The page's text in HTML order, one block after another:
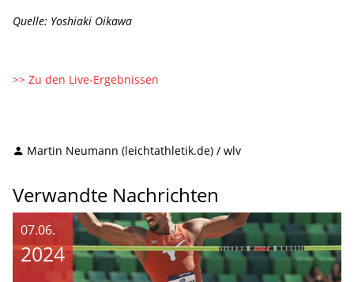
Quelle: Yoshiaki Oikawa
>> Zu den Live-Ergebnissen
Martin Neumann (leichtathletik.de) / wlv
Verwandte Nachrichten
07.06.
2024